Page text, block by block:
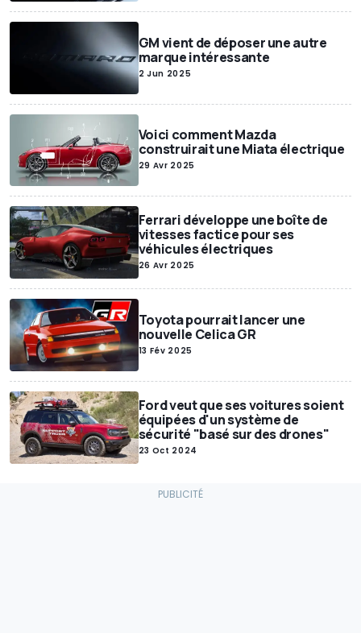
GM vient de déposer une autre
marque intéressante
2 Jun 2025
Voici comment Mazda
construirait une Miata électrique
29 Avr 2025
Ferrari développe une boîte de
vitesses factice pour ses
véhicules électriques
26 Avr 2025
Toyota pourrait lancer une
nouvelle Celica GR
13 Fév 2025
Ford veut que ses voitures soient
équipées d'un système de
sécurité "basé sur des drones"
23 Oct 2024